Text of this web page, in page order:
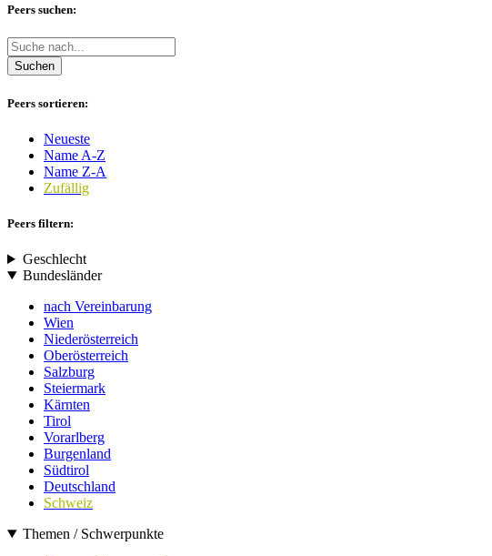
Peers suchen:
Suchen
Peers sortieren:
Neueste
Name A-Z
Name Z-A
Zufällig
Peers filtern:
Geschlecht
Bundesländer
nach Vereinbarung
Wien
Niederösterreich
Oberösterreich
Salzburg
Steiermark
Kärnten
Tirol
Vorarlberg
Burgenland
Südtirol
Deutschland
Schweiz
Themen / Schwerpunkte